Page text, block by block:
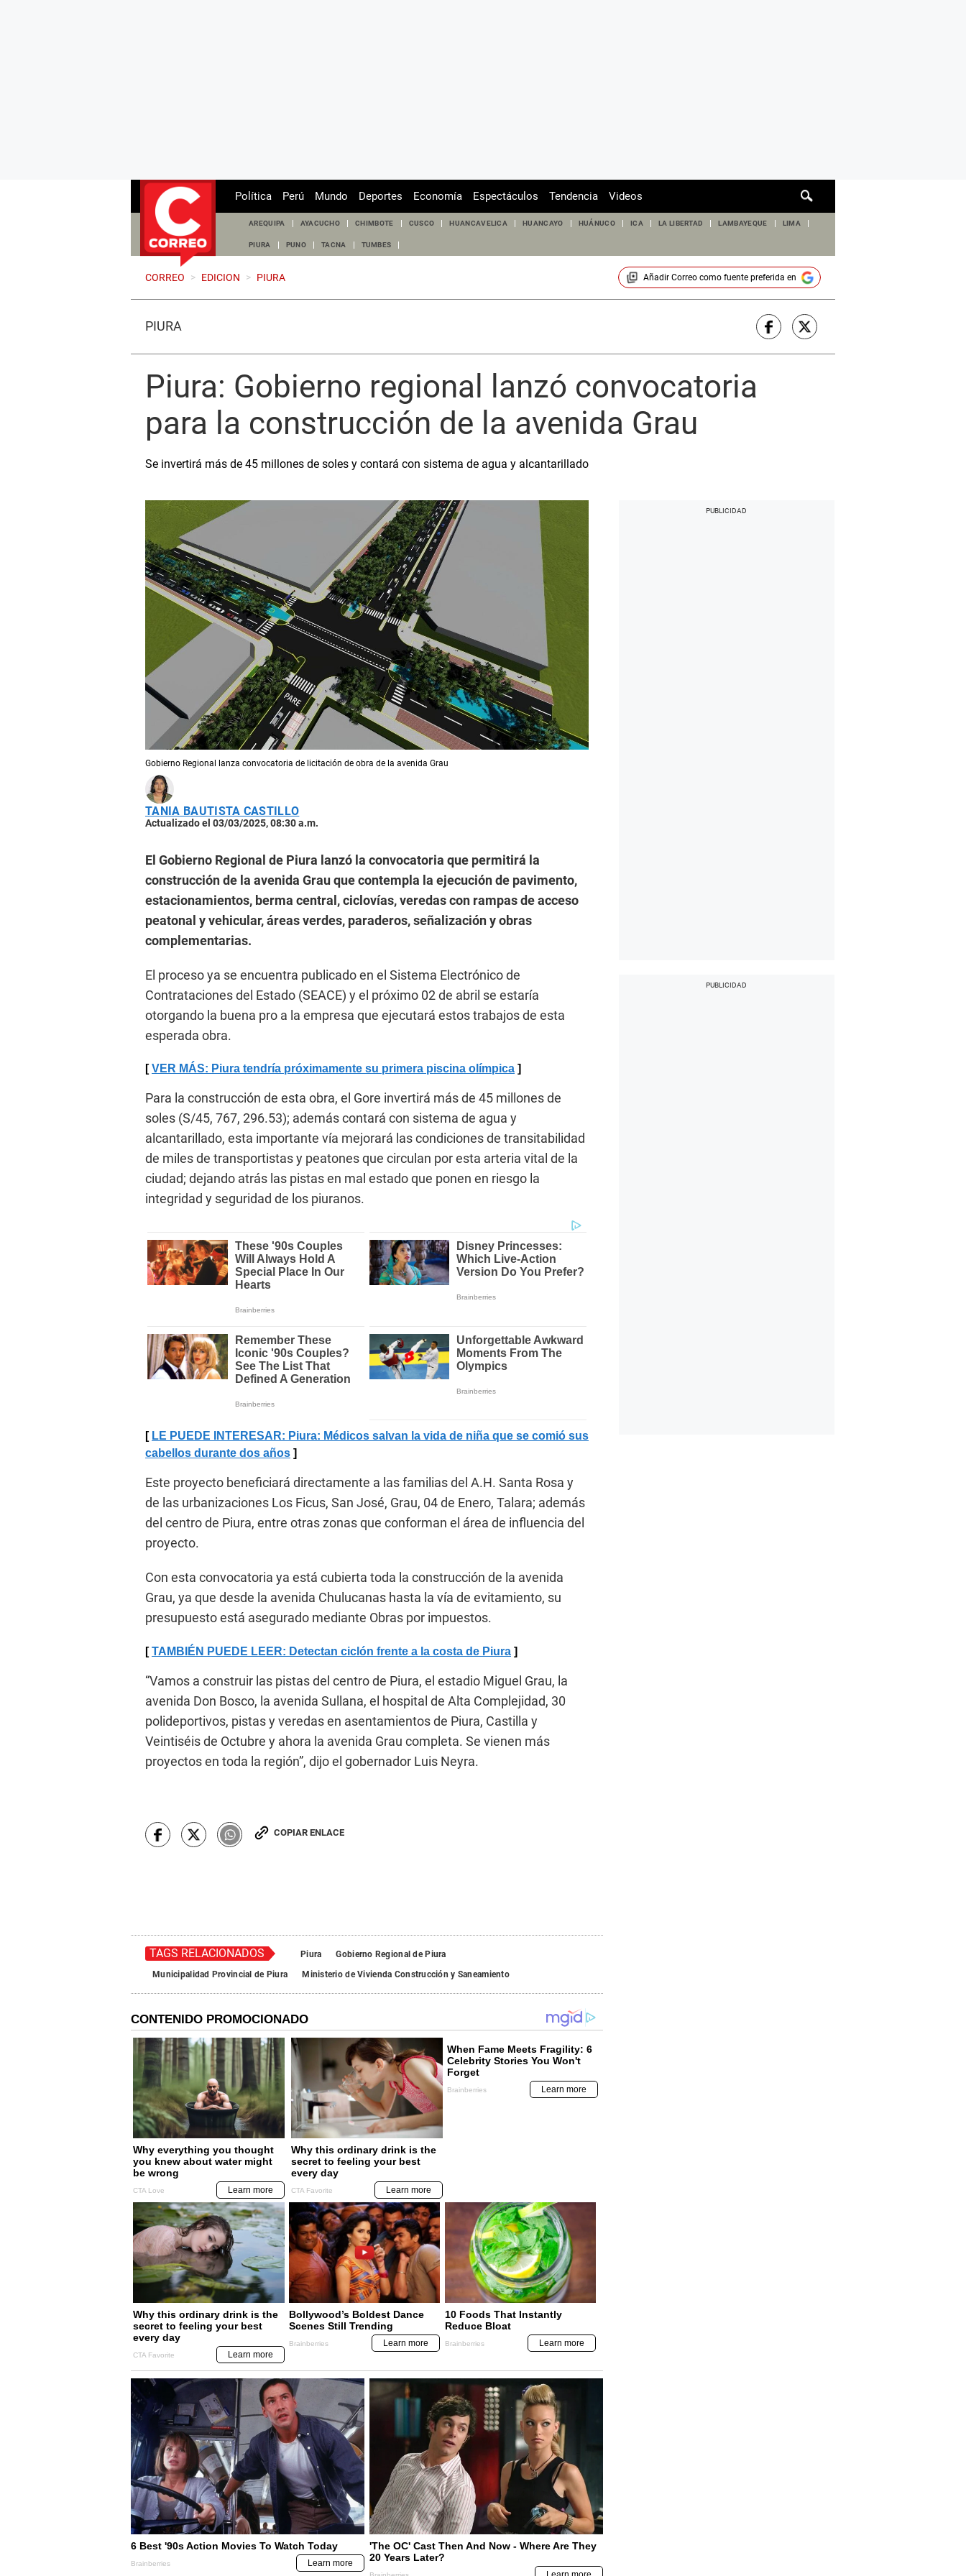
de
Política Perú Mundo Deportes Economía Espectáculos Tendencia Videos
AREQUIPA AYACUCHO CHIMBOTE CUSCO HUANCAVELICA HUANCAYO HUÁNUCO ICA LA LIBERTAD LAMBAYEQUE LIMA
PIURA PUNO TACNA TUMBES
CORREO > EDICION > PIURA Añadir Correocomo fuente preferida en
PIURA
Piura: Gobierno regional lanzó convocatoria
para la construcción de la avenida Grau
Se invertirá más de 45 millones de soles y contará con sistema de agua y alcantarillado
Gobierno Regional lanza convocatoria de licitación de obra de la avenida Grau
TANIA BAUTISTA CASTILLO
Actualizado el 03/03/2025, 08:30 a.m.
El Gobierno Regional de Piura lanzó la convocatoria que permitirá la
construcción de la avenida Grau que contempla la ejecución de pavimento,
estacionamientos, berma central, ciclovías, veredas con rampas de acceso
peatonal y vehicular, áreas verdes, paraderos, señalización y obras
complementarias.
El proceso ya se encuentra publicado en el Sistema Electrónico de
Contrataciones del Estado (SEACE) y el próximo 02 de abril se estaría
otorgando la buena pro a la empresa que ejecutará estos trabajos de esta
esperada obra.
VER MÁS: Piura tendría próximamente su primera piscina olímpica
Para la construcción de esta obra, el Gore invertirá más de 45 millones de
soles (S/45, 767, 296.53); además contará con sistema de agua y
alcantarillado, esta importante vía mejorará las condiciones de transitabilidad
de miles de transportistas y peatones que circulan por esta arteria vital de la
ciudad; dejando atrás las pistas en mal estado que ponen en riesgo la
integridad y seguridad de los piuranos.
LE PUEDE INTERESAR: Piura: Médicos salvan la vida de niña que se comió sus
cabellos durante dos años
Este proyecto beneficiará directamente a las familias del A.H. Santa Rosa y
de las urbanizaciones Los Ficus, San José, Grau, 04 de Enero, Talara; además
del centro de Piura, entre otras zonas que conforman el área de influencia del
proyecto.
Con esta convocatoria ya está cubierta toda la construcción de la avenida
Grau, ya que desde la avenida Chulucanas hasta la vía de evitamiento, su
presupuesto está asegurado mediante Obras por impuestos.
TAMBIÉN PUEDE LEER: Detectan ciclón frente a la costa de Piura
“Vamos a construir las pistas del centro de Piura, el estadio Miguel Grau, la
avenida Don Bosco, la avenida Sullana, el hospital de Alta Complejidad, 30
polideportivos, pistas y veredas en asentamientos de Piura, Castilla y
Veintiséis de Octubre y ahora la avenida Grau completa. Se vienen más
proyectos en toda la región”, dijo el gobernador Luis Neyra.
COPIAR ENLACE
TAGS RELACIONADOS Piura
Gobierno Regional de Piura
Municipalidad Provincial de Piura
Ministerio de Vivienda Construcción y Saneamiento